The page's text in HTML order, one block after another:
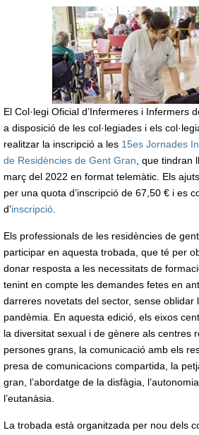
El Col·legi Oficial d’Infermeres i Infermers
a disposició de les col·legiades i els
realitzar la inscripció a les 15es Jornades
de Residències de Gent Gran, que tindran
març del 2022 en format telemàtic. Els
per una quota d’inscripció de 67,50 € i es
d’inscripció.
Els professionals de les residències de
participar en aquesta trobada, que té per
donar resposta a les necessitats de
tenint en compte les demandes fetes en
darreres novetats del sector, sense oblidar
pandèmia. En aquesta edició, els eixos
la diversitat sexual i de gènere als centres
persones grans, la comunicació amb els
presa de comunicacions compartida, la
gran, l’abordatge de la disfàgia,
l’eutanàsia.
La trobada està organitzada per nou dels